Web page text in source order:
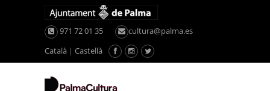
971 72 01 35
cultura@palma.es
Català | Castellà